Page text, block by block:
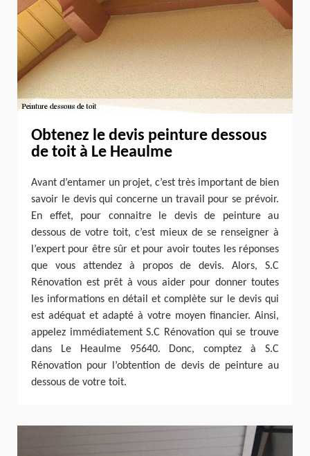
Obtenez le devis peinture dessous
de toit à Le Heaulme
Avant d’entamer un projet, c’est très important de bien
savoir le devis qui concerne un travail pour se prévoir.
En effet, pour connaitre le devis de peinture au
dessous de votre toit, c’est mieux de se renseigner à
l’expert pour être sûr et pour avoir toutes les réponses
que vous attendez à propos de devis. Alors, S.C
Rénovation est prêt à vous aider pour donner toutes
les informations en détail et complète sur le devis qui
est adéquat et adapté à votre moyen financier. Ainsi,
appelez immédiatement S.C Rénovation qui se trouve
dans Le Heaulme 95640. Donc, comptez à S.C
Rénovation pour l’obtention de devis de peinture au
dessous de votre toit.